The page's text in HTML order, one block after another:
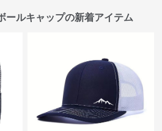
ールキャップの新着アイテム